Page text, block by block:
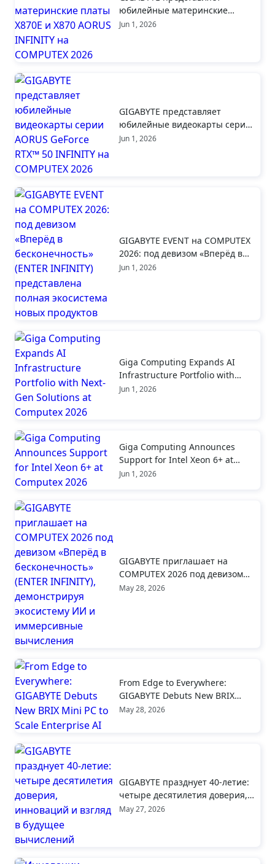
юбилейные материнские
платы X870E и X870 AORUS
Jun 1, 2026
GIGABYTE представляет
юбилейные видеокарты серии
AORUS GeForce RTX™ 50
Jun 1, 2026
GIGABYTE EVENT на COMPUTEX
2026: под девизом «Вперёд в
бесконечность» (ENTER
Jun 1, 2026
Giga Computing Expands AI
Infrastructure Portfolio with
Next-Gen Solutions at Computex
Jun 1, 2026
Giga Computing Announces
Support for Intel Xeon 6+ at
Computex 2026
Jun 1, 2026
GIGABYTE приглашает на
COMPUTEX 2026 под девизом
«Вперёд в бесконечность»
May 28, 2026
From Edge to Everywhere:
GIGABYTE Debuts New BRIX
Mini PC to Scale Enterprise AI
May 28, 2026
GIGABYTE празднует 40-летие:
четыре десятилетия доверия,
инноваций и взгляд в будущее
May 27, 2026